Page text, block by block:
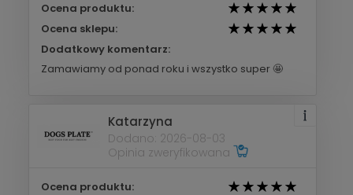
Ocena produktu:
Ocena sklepu:
Dodatkowy komentarz:
Zamawiamy od ponad roku i wszystko super 🤩
Katarzyna
Dodano: 2026-08-03
Opinia zweryfikowana
Ocena produktu: